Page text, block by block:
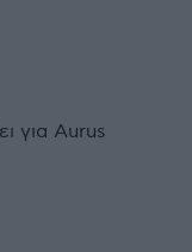
για Aurus